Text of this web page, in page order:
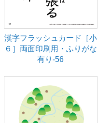
漢字フラッシュカード［小
６］両面印刷用・ふりがな
有り-56